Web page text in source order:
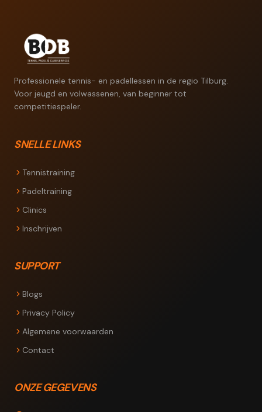
Professionele tennis- en padellessen in de regio Tilburg.
Voor jeugd en volwassenen, van beginner tot
competitiespeler.
SNELLE LINKS
Tennistraining
Padeltraining
Clinics
Inschrijven
SUPPORT
Blogs
Privacy Policy
Algemene voorwaarden
Contact
ONZE GEGEVENS